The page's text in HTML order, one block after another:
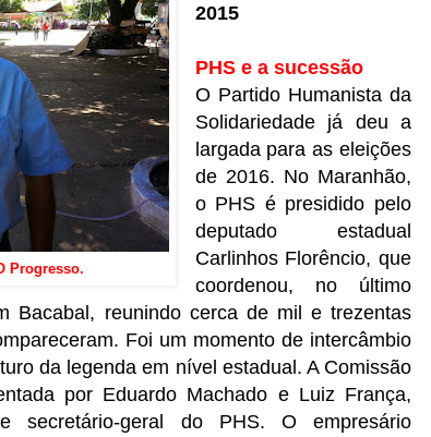
Progresso.
2015
PHS e a sucessão
O Partido Humanista da
Solidariedade já deu a
largada para as eleições
de 2016. No Maranhão,
o PHS é presidido pelo
deputado estadual
Carlinhos Florêncio, que
coordenou, no último
Bacabal, reunindo cerca de mil e trezentas
Foi um momento de intercâmbio
da legenda em nível estadual. A Comissão
por Eduardo Machado e Luiz França,
e secretário-geral do PHS. O empresário